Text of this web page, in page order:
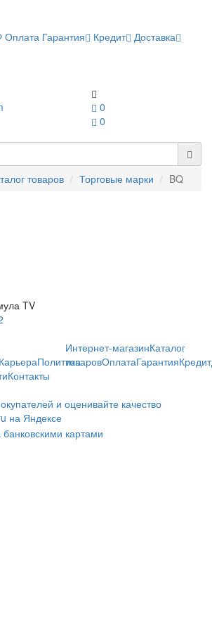
Оплата Гарантия Кредит Доставка
0
0
товаров Торговые марки BQ
TV
КарьераПолитика
Контакты
Интернет-магазинКаталог
товаровОплатаГарантияКредит